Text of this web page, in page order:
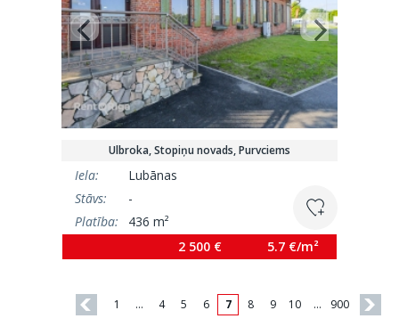
Ulbroka, Stopiņu novads, Purvciems
Iela:
Lubānas
Stāvs:
-
Platība:
436 m²
2 500 €
5.7 €/m²
1 … 4 5 6 7 8 9 10 … 900